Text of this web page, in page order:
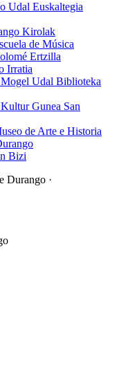
Udal Euskaltegia
Kirolak
de Música
Ertzilla
Irratia
Udal Biblioteka
Gunea San
de Arte e Historia
Bizi
Durango ·